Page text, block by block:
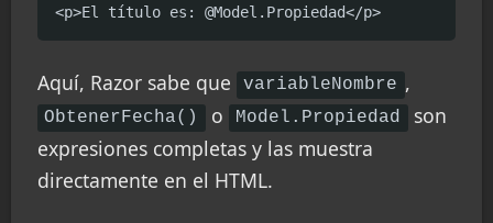
<p>El título es: @Model.Propiedad</p>
Aquí, Razor sabe que variableNombre ,
ObtenerFecha() o Model.Propiedad
son
expresiones completas y las muestra
directamente en el HTML.